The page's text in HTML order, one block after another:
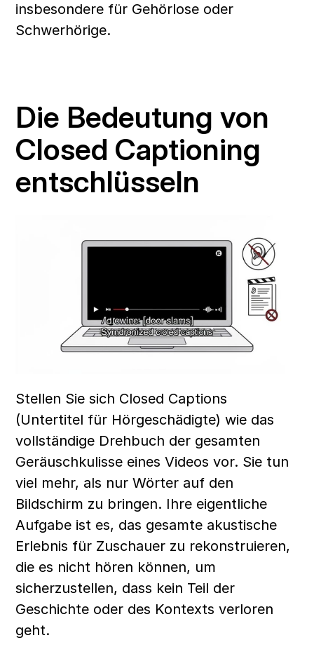
insbesondere für Gehörlose oder
Schwerhörige.
Die Bedeutung von
Closed Captioning
entschlüsseln
Stellen Sie sich Closed Captions
(Untertitel für Hörgeschädigte) wie das
vollständige Drehbuch der gesamten
Geräuschkulisse eines Videos vor. Sie tun
viel mehr, als nur Wörter auf den
Bildschirm zu bringen. Ihre eigentliche
Aufgabe ist es, das gesamte akustische
Erlebnis für Zuschauer zu rekonstruieren,
die es nicht hören können, um
sicherzustellen, dass kein Teil der
Geschichte oder des Kontexts verloren
geht.